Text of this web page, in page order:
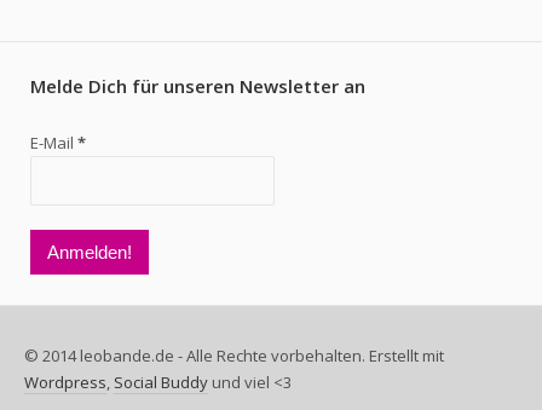
Melde Dich für unseren Newsletter an
E-Mail *
© 2014 leobande.de - Alle Rechte vorbehalten. Erstellt mit
Wordpress, Social Buddy und viel <3